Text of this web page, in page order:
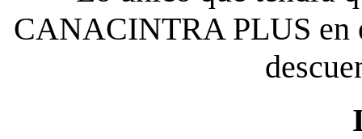
CANACINTRA PLUS en